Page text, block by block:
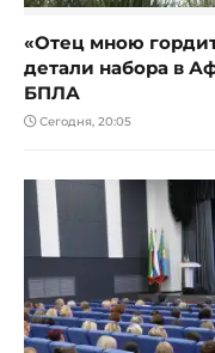
«Отец мною
детали набора в
БПЛА
Сегодня, 20:05